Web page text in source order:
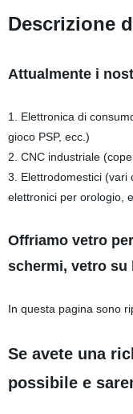
Descrizione
Attualmente i
1. Elettronica di
gioco PSP, ecc.)
2. CNC industriale
3. Elettrodomestici (vari
elettronici per orologio,
Offriamo vetro
schermi, vetro su
In questa pagina sono
Se avete una
possibile e